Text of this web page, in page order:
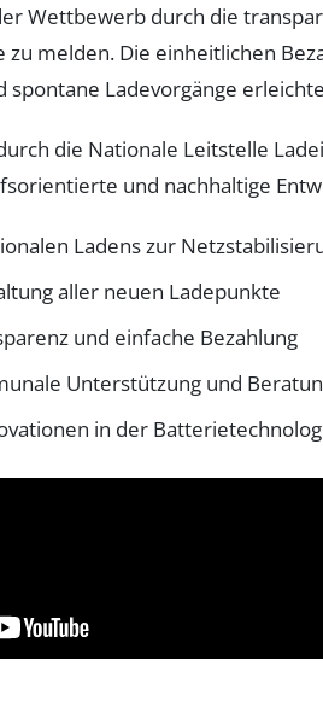
Wettbewerb durch die
zu melden. Die einheitlichen
spontane Ladevorgänge
die Nationale Leitstelle
und nachhaltige
Ladens zur
aller neuen Ladepunkte
und einfache Bezahlung
Unterstützung und
in der